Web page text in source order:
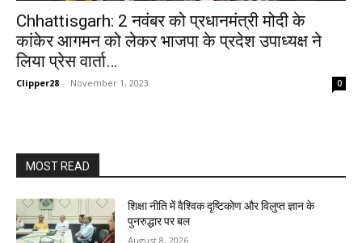
Chhattisgarh: 2 नवंबर को प्रधानमंत्री मोदी के
कांकेर आगमन को लेकर भाजपा के प्रदेश उपाध्यक्ष ने
लिया प्रेस वार्ता…
Clipper28 - November 1, 2023 0
MOST READ
शिक्षा नीति में वैश्विक दृष्टिकोण और विलुप्त ज्ञान के
पुनरुद्धार पर बल
August 8, 2026